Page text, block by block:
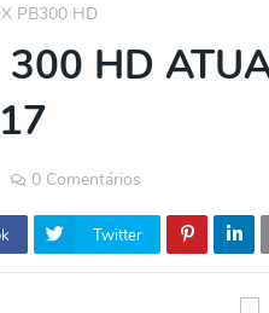
PB300 HD
300 HD
0 Comentários
Twitter